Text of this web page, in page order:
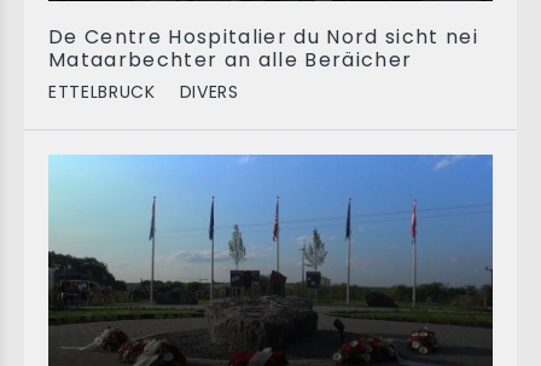
De Centre Hospitalier du Nord sicht nei
Mataarbechter an alle Beräicher
ETTELBRUCK DIVERS